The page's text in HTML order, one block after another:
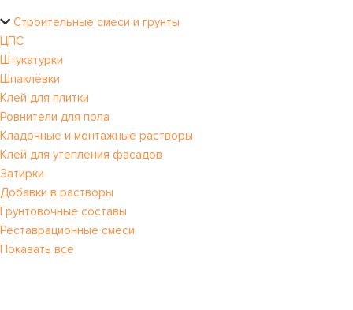
Строительные смеси и грунты
ЦПС
Штукатурки
Шпаклёвки
Клей для плитки
Ровнители для пола
Кладочные и монтажные растворы
Клей для утепления фасадов
Затирки
Добавки в растворы
Грунтовочные составы
Реставрационные смеси
Показать все